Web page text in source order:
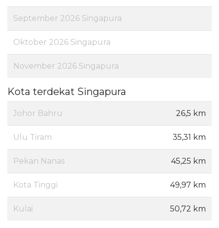
September 2026 Singapura
Oktober 2026 Singapura
November 2026 Singapura
Kota terdekat Singapura
Johor Bahru 26,5 km
Ulu Tiram 35,31 km
Pekan Nanas 45,25 km
Kota Tinggi 49,97 km
Kulai 50,72 km